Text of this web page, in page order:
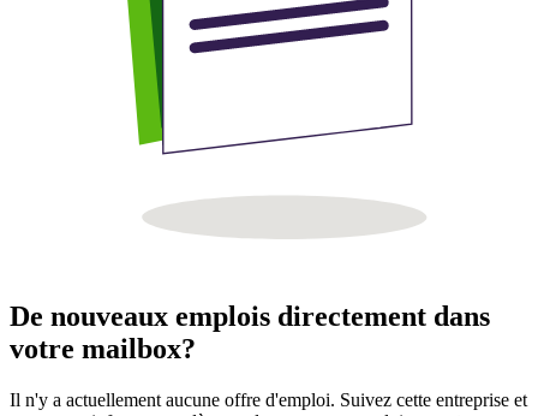
De nouveaux emplois directement dans
votre mailbox?
Il n'y a actuellement aucune offre d'emploi. Suivez cette entreprise et